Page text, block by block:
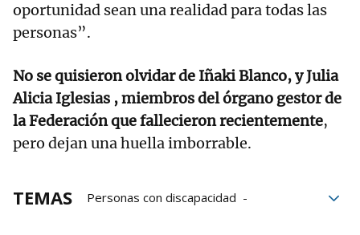
oportunidad sean una realidad para todas las
personas”.
No se quisieron olvidar de Iñaki Blanco, y Julia
Alicia Iglesias , miembros del órgano gestor de
la Federación que fallecieron recientemente,
pero dejan una huella imborrable.
TEMAS
Personas con discapacidad